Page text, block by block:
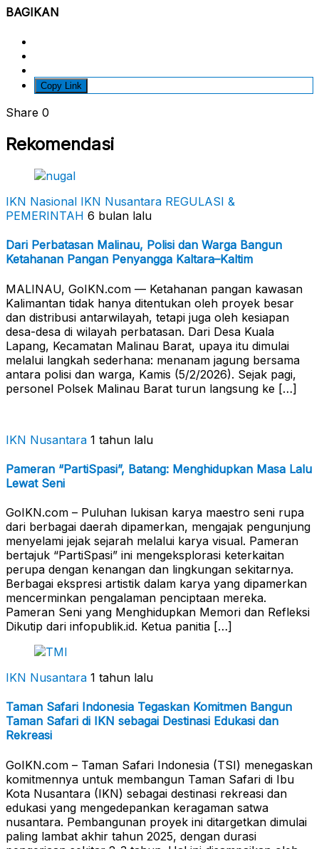
BAGIKAN
Copy Link
Share 0
Rekomendasi
IKN Nasional IKN Nusantara REGULASI &
PEMERINTAH 6 bulan lalu
Dari Perbatasan Malinau, Polisi dan Warga Bangun
Ketahanan Pangan Penyangga Kaltara–Kaltim
MALINAU, GoIKN.com — Ketahanan pangan kawasan
Kalimantan tidak hanya ditentukan oleh proyek besar
dan distribusi antarwilayah, tetapi juga oleh kesiapan
desa-desa di wilayah perbatasan. Dari Desa Kuala
Lapang, Kecamatan Malinau Barat, upaya itu dimulai
melalui langkah sederhana: menanam jagung bersama
antara polisi dan warga, Kamis (5/2/2026). Sejak pagi,
personel Polsek Malinau Barat turun langsung ke […]
IKN Nusantara 1 tahun lalu
Pameran “PartiSpasi”, Batang: Menghidupkan Masa Lalu
Lewat Seni
GoIKN.com – Puluhan lukisan karya maestro seni rupa
dari berbagai daerah dipamerkan, mengajak pengunjung
menyelami jejak sejarah melalui karya visual. Pameran
bertajuk “PartiSpasi” ini mengeksplorasi keterkaitan
perupa dengan kenangan dan lingkungan sekitarnya.
Berbagai ekspresi artistik dalam karya yang dipamerkan
mencerminkan pengalaman penciptaan mereka.
Pameran Seni yang Menghidupkan Memori dan Refleksi
Dikutip dari infopublik.id. Ketua panitia […]
IKN Nusantara 1 tahun lalu
Taman Safari Indonesia Tegaskan Komitmen Bangun
Taman Safari di IKN sebagai Destinasi Edukasi dan
Rekreasi
GoIKN.com – Taman Safari Indonesia (TSI) menegaskan
komitmennya untuk membangun Taman Safari di Ibu
Kota Nusantara (IKN) sebagai destinasi rekreasi dan
edukasi yang mengedepankan keragaman satwa
nusantara. Pembangunan proyek ini ditargetkan dimulai
paling lambat akhir tahun 2025, dengan durasi